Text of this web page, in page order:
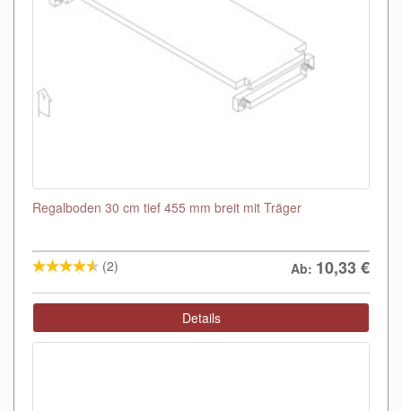
Regalboden 30 cm tief 455 mm breit mit Träger
(2) Ab: 10,33€
Details